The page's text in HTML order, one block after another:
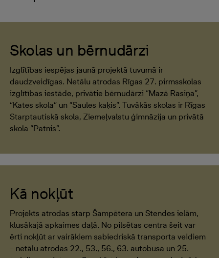
Skolas un bērnudārzi
Izglītības iespējas jaunā projektā tuvumā ir
daudzveidīgas. Netālu atrodas Rīgas 27. pirmsskolas
izglītības iestāde, privātie bērnudārzi “Mazā Rasiņa”,
“Kates skola” un “Saules kaķis”. Tuvākās skolas ir Rīgas
Starptautiskā skola, Ziemeļvalstu ģimnāzija un privātā
skola “Patnis”.
Kā nokļūt
Projekts atrodas starp Šampētera un Stendes ielām,
klusākajā apkaimes daļā. No pilsētas centra šeit var
ērti nokļūt ar vairākiem sabiedriskā transporta veidiem
– netālu atrodas 22., 53., 56., 63. autobusa un 25.